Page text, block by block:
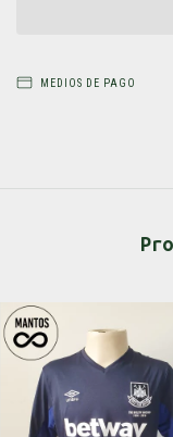
MEDIOS DE PAGO